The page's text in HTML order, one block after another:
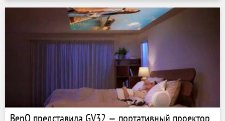
BenQ представила GV32 — портативный проектор